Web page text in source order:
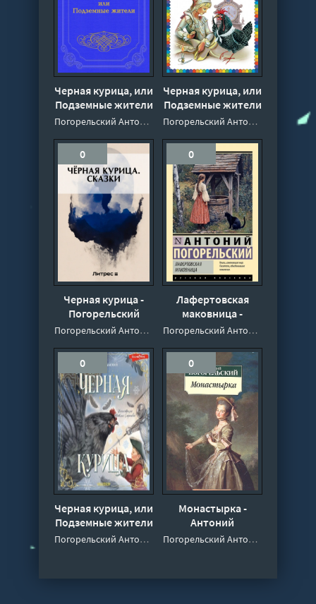
Черная курица, или
Подземные жители
- ПогорельскийПогорельский Антоний
Черная курица, или
Подземные жители
- ПогорельскийПогорельский Антоний
0
Черная курица -
Погорельский
Антоний
Погорельский Антоний
0
Лафертовская
маковница -
Антоний
Погорельский Антоний
0
Черная курица, или
Подземные жители
- Антоний
Погорельский Антоний
0
Монастырка -
Антоний
ПогорельскийПогорельский Антоний